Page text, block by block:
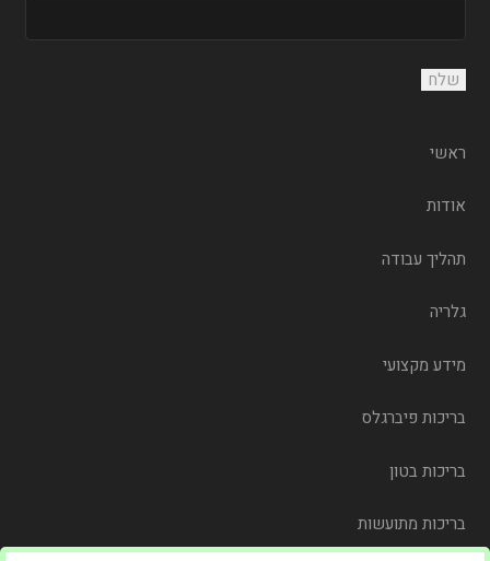
ראשי
אודות
תהליך עבודה
גלריה
מידע מקצועי
בריכות פיברגלס
בריכות בטון
בריכות מתועשות